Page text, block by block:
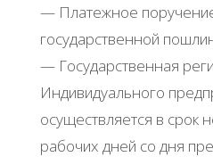
— Платежное
государственной
— Государственная
Индивидуального
осуществляется в срок
рабочих дней со дня